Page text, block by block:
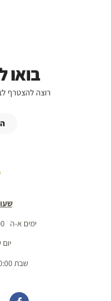
בואו
רוצה להצטרף
ימים א-ה 08:00-14:00 / 18:00-20:00
יום
שבת 08:00-10:00 / 18:00-20:00